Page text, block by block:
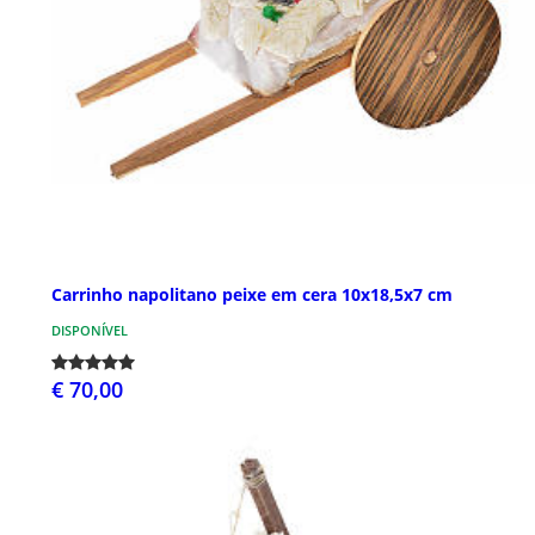
Carrinho napolitano peixe em cera 10x18,5x7 cm
DISPONÍVEL
€ 70,00